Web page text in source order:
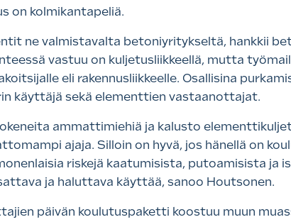
on kolmikantapeliä.
ne valmistavalta betoniyritykseltä, hankkii
vastuu on kuljetusliikkeellä, mutta
eli rakennusliikkeelle. Osallisina
käyttäjä sekä elementtien vastaanottajat.
ammattimiehiä ja kalusto
ajaja. Silloin on hyvä, jos hänellä on
riskejä kaatumisista, putoamisista ja
ja haluttava käyttää, sanoo Houtsonen.
päivän koulutuspaketti koostuu muun